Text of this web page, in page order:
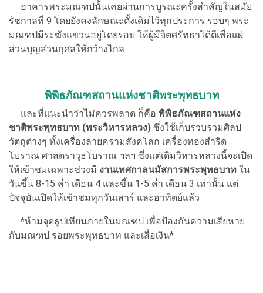
อาคารพระมณฑปนั้นเคยผ่านการบูรณะครั้งสำคัญในสมัย
รัชกาลที่ 9 โดยยังคงลักษณะดั้งเดิมไว้ทุกประการ รอบๆ พระ
มณฑปมีระฆังแขวนอยู่โดยรอบ ให้ผู้มีจิตศรัทธาได้ตีเพื่อแผ่
ส่วนบุญส่วนกุศลให้กว้างไกล
พิพิธภัณฑสถานแห่งชาติพระพุทธบาท
และที่แนะนำว่าไม่ควรพลาด ก็คือ พิพิธภัณฑสถานแห่ง
ชาติพระพุทธบาท (พระวิหารหลวง) ซึ่งใช้เก็บรวบรวมศิลป
วัตถุต่างๆ ทั้งเครื่องลายครามสังคโลก เครื่องทองสำริด
โบราณ ศาสตราวุธโบราณ ฯลฯ ซึ่งแต่เดิมวิหารหลวงนี้จะเปิด
ให้เข้าชมเฉพาะช่วงมี งานเทศกาลนมัสการพระพุทธบาท ใน
วันขึ้น 8-15 ค่ำ เดือน 4 และขึ้น 1-5 ค่ำ เดือน 3 เท่านั้น แต่
ปัจจุบันเปิดให้เข้าชมทุกวันเสาร์ และอาทิตย์แล้ว
*ห้ามจุดธูปเทียนภายในมณฑป เพื่อป้องกันความเสียหาย
กับมณฑป รอยพระพุทธบาท และเสื่อเงิน*